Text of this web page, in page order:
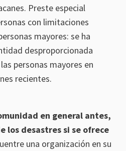
Preste especial
con limitaciones
mayores: se ha
desproporcionada
personas mayores en
recientes.
en general antes,
los desastres si se ofrece
una organización en su